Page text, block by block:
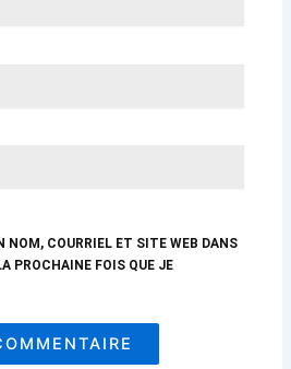
NOM, COURRIEL ET SITE WEB DANS
PROCHAINE FOIS QUE JE